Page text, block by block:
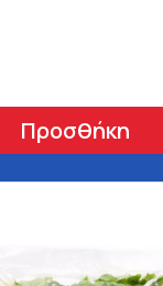
Προσθήκη